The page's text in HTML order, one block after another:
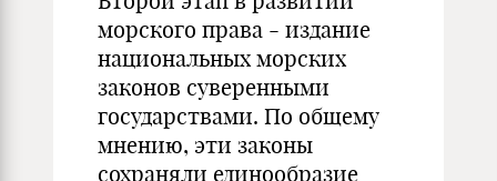
морского права - издание
национальных морских
законов суверенными
государствами. По общему
мнению, эти законы
сохраняли единообразие